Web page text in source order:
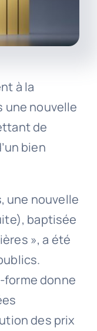
à la
nouvelle
de
bien
une nouvelle
baptisée
», a été
donne
des prix